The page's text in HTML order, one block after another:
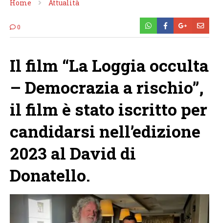
Home Attualità
0
Il film “La Loggia occulta
– Democrazia a rischio”,
il film è stato iscritto per
candidarsi nell’edizione
2023 al David di
Donatello.